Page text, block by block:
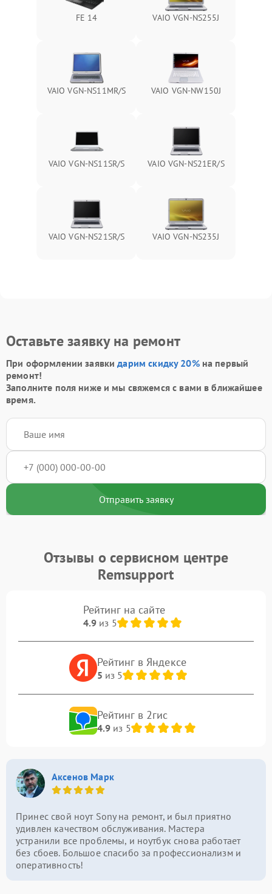
FE 14 VAIO VGN-NS255J
VAIO VGN-NS11MR/S VAIO VGN-NW150J
VAIO VGN-NS11SR/S VAIO VGN-NS21ER/S
VAIO VGN-NS21SR/S VAIO VGN-NS235J
Оставьте заявку на ремонт
При оформлении заявкидарим скидку 20%на первый
ремонт!
Заполните поля ниже и мы свяжемся с вами в ближайшее
время.
Отправить заявку
Отзывы о сервисном центре
Remsupport
Рейтинг на сайте
4.9из 5
Рейтинг в Яндексе
5 из 5
Рейтинг в 2гис
4.9из 5
Аксенов Марк
Принес свой ноут Sony на ремонт, и был приятно
удивлен качеством обслуживания. Мастера
устранили все проблемы, и ноутбук снова работает
без сбоев. Большое спасибо за профессионализм и
оперативность!